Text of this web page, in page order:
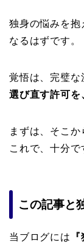
独身の悩みを抱
なるはずです。
覚悟は、完璧な
選び直す許可を
まずは、そこか
これで、十分で
この記事と
当ブログには